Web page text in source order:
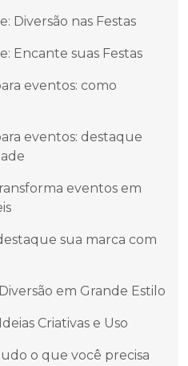
Diversão nas Festas
Encante suas Festas
eventos: como
eventos: destaque
eventos em
sua marca com
em Grande Estilo
Criativas e Uso
o que você precisa